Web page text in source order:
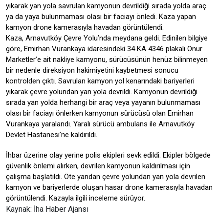
yıkarak yan yola savrulan kamyonun devrildiği sırada yolda araç
ya da yaya bulunmaması olası bir faciayı önledi. Kaza yapan
kamyon drone kamerasıyla havadan görüntülendi.
Kaza, Arnavutköy Çevre Yolu’nda meydana geldi. Edinilen bilgiye
göre, Emirhan Vurankaya idaresindeki 34 KA 4346 plakalı Onur
Marketler’e ait nakliye kamyonu, sürücüsünün henüz bilinmeyen
bir nedenle direksiyon hakimiyetini kaybetmesi sonucu
kontrolden çıktı. Savrulan kamyon yol kenarındaki bariyerleri
yıkarak çevre yolundan yan yola devrildi. Kamyonun devrildiği
sırada yan yolda herhangi bir araç veya yayanın bulunmaması
olası bir faciayı önlerken kamyonun sürücüsü olan Emirhan
Vurankaya yaralandı. Yaralı sürücü ambulans ile Arnavutköy
Devlet Hastanesi’ne kaldırıldı.
İhbar üzerine olay yerine polis ekipleri sevk edildi. Ekipler bölgede
güvenlik önlemi alırken, devrilen kamyonun kaldırılması için
çalışma başlatıldı. Öte yandan çevre yolundan yan yola devrilen
kamyon ve bariyerlerde oluşan hasar drone kamerasıyla havadan
görüntülendi. Kazayla ilgili inceleme sürüyor.
Kaynak: İha Haber Ajansı